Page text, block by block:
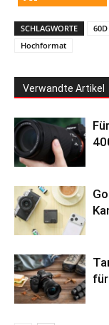
SCHLAGWORTE 60D
Hochformat
Verwandte Artikel